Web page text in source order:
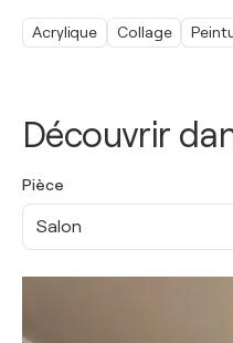
Découvrir
Pièce
Salon
Acrylique Collage